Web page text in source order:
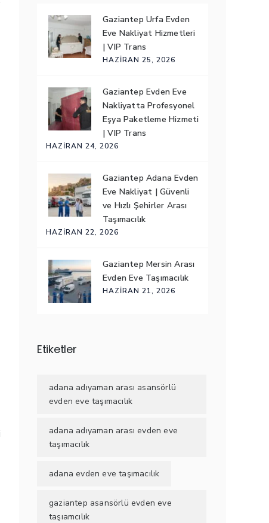
Gaziantep Urfa Evden
Eve Nakliyat Hizmetleri
| VIP Trans
HAZIRAN 25, 2026
Gaziantep Evden Eve
Nakliyatta Profesyonel
Eşya Paketleme Hizmeti
| VIP Trans
HAZIRAN 24, 2026
Gaziantep Adana Evden
Eve Nakliyat | Güvenli
ve Hızlı Şehirler Arası
Taşımacılık
HAZIRAN 22, 2026
Gaziantep Mersin Arası
Evden Eve Taşımacılık
HAZIRAN 21, 2026
Etiketler
adana adıyaman arası asansörlü
evden eve taşımacılık
adana adıyaman arası evden eve
taşımacılık
adana evden eve taşımacılık
gaziantep asansörlü evden eve
taşıamcılık